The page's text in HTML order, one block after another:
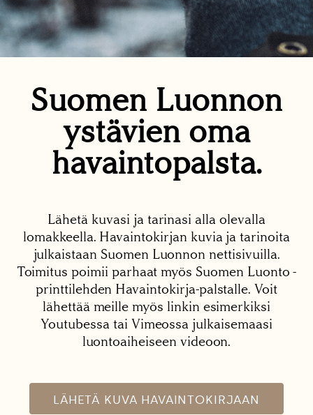
Suomen Luonnon
ystävien oma
havaintopalsta.
Lähetä kuvasi ja tarinasi alla olevalla
lomakkeella. Havaintokirjan kuvia ja tarinoita
julkaistaan Suomen Luonnon nettisivuilla.
Toimitus poimii parhaat myös Suomen Luonto -
printtilehden Havaintokirja-palstalle. Voit
lähettää meille myös linkin esimerkiksi
Youtubessa tai Vimeossa julkaisemaasi
luontoaiheiseen videoon.
LÄHETÄ KUVA HAVAINTOKIRJAAN